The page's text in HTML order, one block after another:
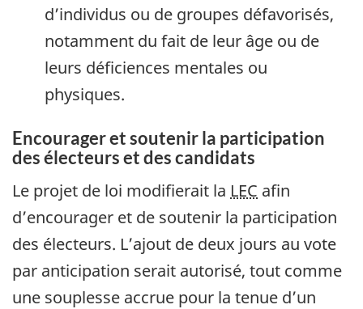
d’individus ou de groupes défavorisés,
notamment du fait de leur âge ou de
leurs déficiences mentales ou
physiques.
Encourager et soutenir la participation
des électeurs et des candidats
Le projet de loi modifierait la LEC afin
d’encourager et de soutenir la participation
des électeurs. L’ajout de deux jours au vote
par anticipation serait autorisé, tout comme
une souplesse accrue pour la tenue d’un